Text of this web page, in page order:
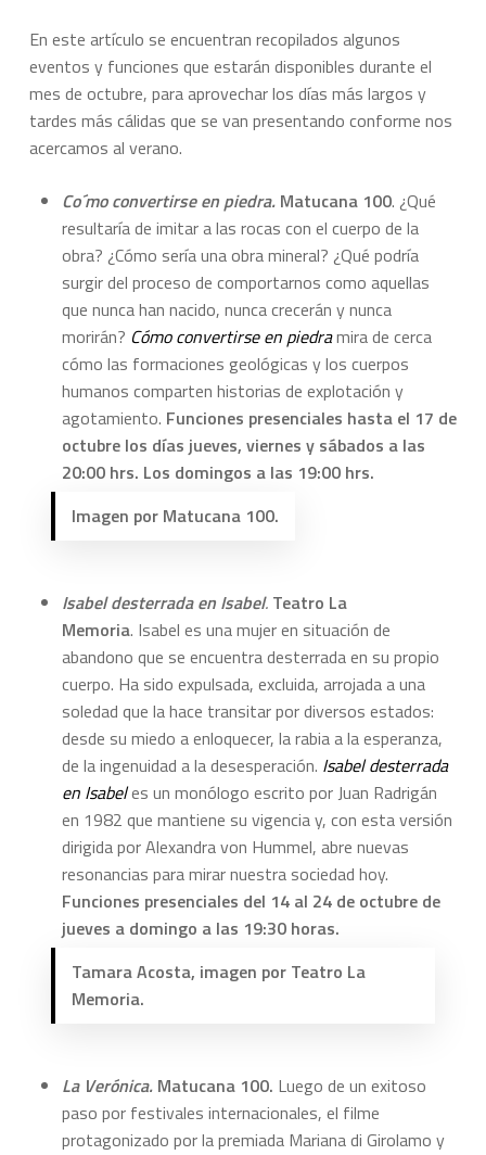
En este artículo se encuentran recopilados algunos
eventos y funciones que estarán disponibles durante el
mes de octubre, para aprovechar los días más largos y
tardes más cálidas que se van presentando conforme nos
acercamos al verano.
Co´mo convertirse en piedra.Matucana 100. ¿Qué
resultaría de imitar a las rocas con el cuerpo de la
obra? ¿Cómo sería una obra mineral? ¿Qué podría
surgir del proceso de comportarnos como aquellas
que nunca han nacido, nunca crecerán y nunca
morirán? Cómo convertirse en piedramira de cerca
cómo las formaciones geológicas y los cuerpos
humanos comparten historias de explotación y
agotamiento. Funciones presenciales hasta el 17 de
octubre los días jueves, viernes y sábados a las
20:00 hrs. Los domingos a las 19:00 hrs.
Imagen por Matucana 100.
Isabel desterrada en Isabel. Teatro La
Memoria. Isabel es una mujer en situación de
abandono que se encuentra desterrada en su propio
cuerpo. Ha sido expulsada, excluida, arrojada a una
soledad que la hace transitar por diversos estados:
desde su miedo a enloquecer, la rabia a la esperanza,
de la ingenuidad a la desesperación. Isabel desterrada
en Isabeles un monólogo escrito por Juan Radrigán
en 1982 que mantiene su vigencia y, con esta versión
dirigida por Alexandra von Hummel, abre nuevas
resonancias para mirar nuestra sociedad hoy.
Funciones presenciales del 14 al 24 de octubre de
jueves a domingo a las 19:30 horas.
Tamara Acosta, imagen por Teatro La
Memoria.
La Verónica.Matucana 100. Luego de un exitoso
paso por festivales internacionales, el filme
protagonizado por la premiada Mariana di Girolamo y